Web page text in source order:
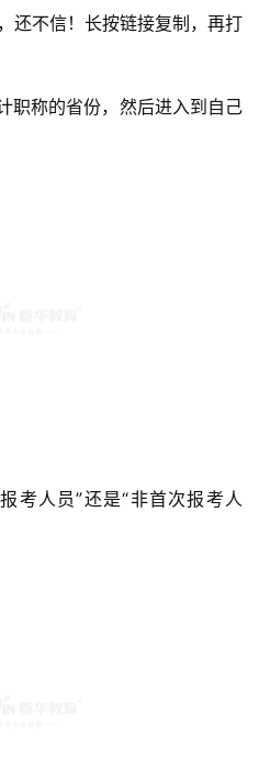
还不信！长按链接复制，再打
职称的省份，然后进入到自己
考人员”还是“非首次报考人